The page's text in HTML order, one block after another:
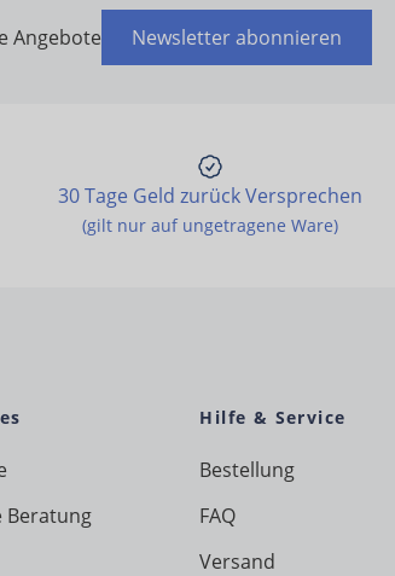
Angebote Newsletter abonnieren
30 Tage Geld zurück Versprechen
(gilt nur auf ungetragene Ware)
Beratung
Hilfe & Service
Bestellung
FAQ
Versand